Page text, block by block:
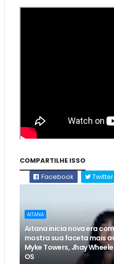
COMPARTILHE ISSO
Facebook
Twitter
AITANA
Aitana inicia nova era
mostra sua faceta mais
Myke Towers, Jhay
OS